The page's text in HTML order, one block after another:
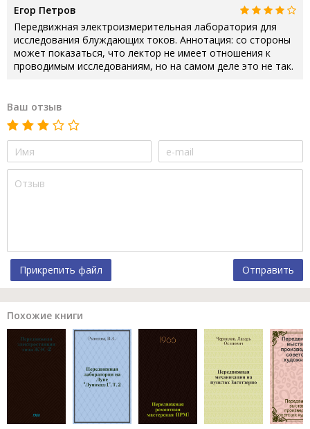
Егор Петров
Передвижная электроизмерительная лаборатория для
исследования блуждающих токов. Аннотация: со стороны
может показаться, что лектор не имеет отношения к
проводимым исследованиям, но на самом деле это не так.
Ваш отзыв
Прикрепить файл Отправить
Похожие книги